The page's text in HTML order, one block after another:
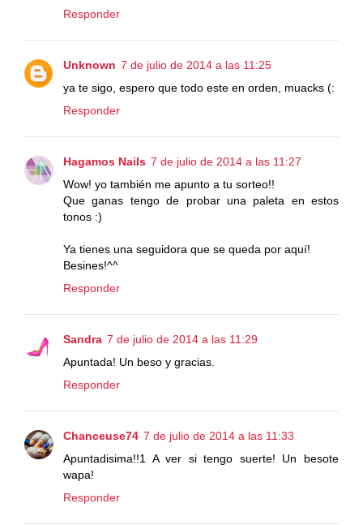
Responder
Unknown 7 de julio de 2014 a las 11:25
ya te sigo, espero que todo este en orden, muacks (:
Responder
Hagamos Nails 7 de julio de 2014 a las 11:27
Wow! yo también me apunto a tu sorteo!!
Que ganas tengo de probar una paleta en estos
tonos :)
Ya tienes una seguidora que se queda por aquí!
Besines!^^
Responder
Sandra 7 de julio de 2014 a las 11:29
Apuntada! Un beso y gracias.
Responder
Chanceuse74 7 de julio de 2014 a las 11:33
Apuntadisima!!1 A ver si tengo suerte! Un besote
wapa!
Responder